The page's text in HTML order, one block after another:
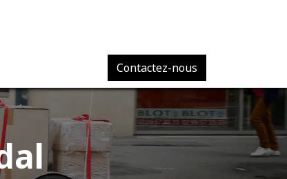
Contactez-nous